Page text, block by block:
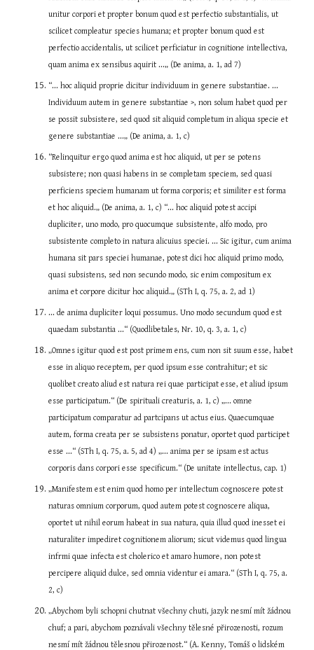
unitur corpori et propter bonum quod est perfectio substantialis, ut
scilicet compleatur species humana; et propter bonum quod est
perfectio accidentalis, ut scilicet perficiatur in cognitione intellectiva,
quam anima ex sensibus aquirit ...„ (De anima, a. 1, ad 7)
“... hoc aliquid proprie dicitur individuum in genere substantiae. ...
Individuum autem in genere substantiae >, non solum habet quod per
se possit subsistere, sed quod sit aliquid completum in aliqua specie et
genere substantiae ...„ (De anima, a. 1, c)
“Relinquitur ergo quod anima est hoc aliquid, ut per se potens
subsistere; non quasi habens in se completam speciem, sed quasi
perficiens speciem humanam ut forma corporis; et similiter est forma
et hoc aliquid.„ (De anima, a. 1, c) “... hoc aliquid potest accipi
dupliciter, uno modo, pro quocumque subsistente, alfo modo, pro
subsistente completo in natura alicuius speciei. ... Sic igitur, cum anima
humana sit pars speciei humanae, potest dici hoc aliquid primo modo,
quasi subsistens, sed non secundo modo, sic enim compositum ex
anima et corpore dicitur hoc aliquid.„ (STh I, q. 75, a. 2, ad 1)
... de anima dupliciter loqui possumus. Uno modo secundum quod est
quaedam substantia ...“ (Quodlibetales, Nr. 10, q. 3, a. 1, c)
„Omnes igitur quod est post primem ens, cum non sit suum esse, habet
esse in aliquo receptem, per quod ipsum esse contrahitur; et sic
quolibet creato aliud est natura rei quae participat esse, et aliud ipsum
esse participatum.“ (De spirituali creaturis, a. 1, c) „... omne
participatum comparatur ad partcipans ut actus eius. Quaecumquae
autem, forma creata per se subsistens ponatur, oportet quod participet
esse ...“ (STh I, q. 75, a. 5, ad 4) „... anima per se ipsam est actus
corporis dans corpori esse specificum.“ (De unitate intellectus, cap. 1)
„Manifestem est enim quod homo per intellectum cognoscere potest
naturas omnium corporum, quod autem potest cognoscere aliqua,
oportet ut nihil eorum habeat in sua natura, quia illud quod inesset ei
naturaliter impediret cognitionem aliorum; sicut videmus quod lingua
infrmi quae infecta est cholerico et amaro humore, non potest
percipere aliquid dulce, sed omnia videntur ei amara.“ (STh I, q. 75, a.
2, c)
„Abychom byli schopni chutnat všechny chuti, jazyk nesmí mít žádnou
chuf; a pari, abychom poznávali všechny tělesné přirozenosti, rozum
nesmí mít žádnou tělesnou přirozenost.“ (A. Kenny, Tomáš o lidském